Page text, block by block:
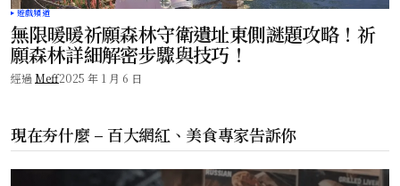
遊戲頻道
無限暖暖祈願森林守衛遺址東側謎題攻略！祈
願森林詳細解密步驟與技巧！
經過 Meff2025 年 1 月 6 日
現在夯什麼 – 百大網紅、美食專家告訴你